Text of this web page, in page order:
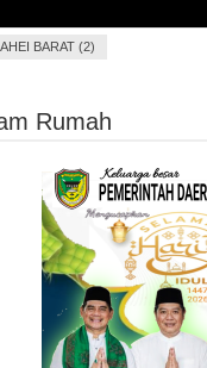
BARAT (2)
Rumah